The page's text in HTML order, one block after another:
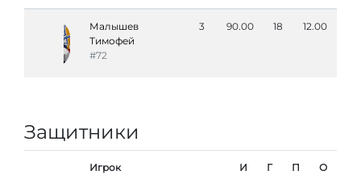
Малышев
Тимофей
#72
3 90.00 18 12.00
Защитники
Игрок И Г П О